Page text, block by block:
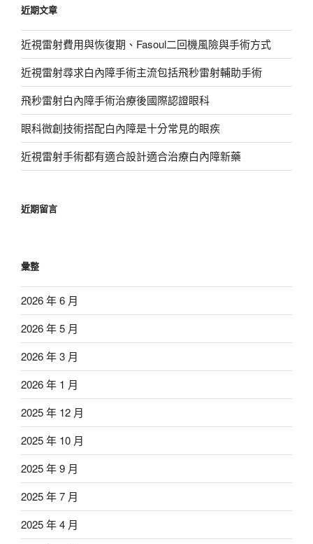
字:
近期文章
近視雷射費用與恢復期、Fasoul二回機風險與手術方式
近視雷射尋求白內障手術主流包括飛秒雷射輔助手術
飛秒雷射白內障手術治療後國際認證眼科
眼科微創技術搭配白內障是十分常見的眼疾
近視雷射手術都有適合設計適合治療白內障新藥
近期留言
彙整
2026 年 6 月
2026 年 5 月
2026 年 3 月
2026 年 1 月
2025 年 12 月
2025 年 10 月
2025 年 9 月
2025 年 7 月
2025 年 4 月